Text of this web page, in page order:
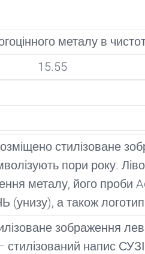
металу в
15.55
стилізоване
пори року.
металу, його
а також
зображення
стилізований напис